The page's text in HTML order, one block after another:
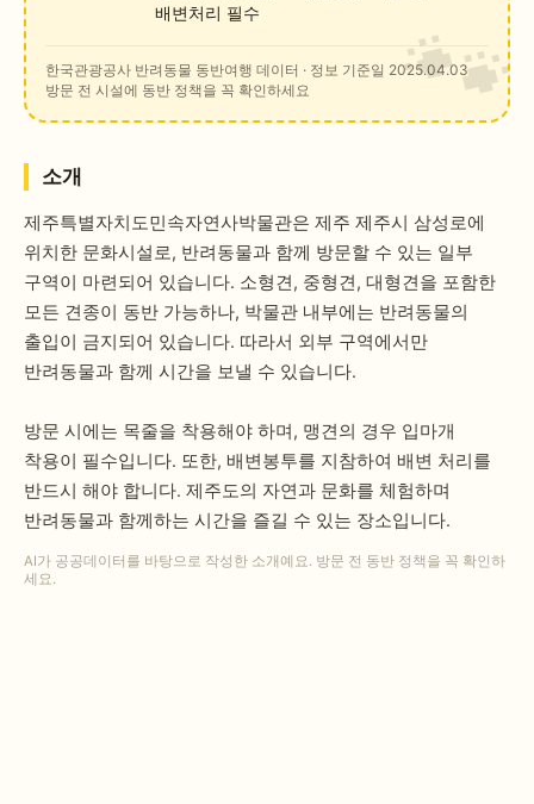
배변처리 필수
한국관광공사 반려동물 동반여행 데이터 · 정보 기준일 2025.04.03
방문 전 시설에 동반 정책을 꼭 확인하세요
소개
제주특별자치도민속자연사박물관은 제주 제주시 삼성로에
위치한 문화시설로, 반려동물과 함께 방문할 수 있는 일부
구역이 마련되어 있습니다. 소형견, 중형견, 대형견을 포함한
모든 견종이 동반 가능하나, 박물관 내부에는 반려동물의
출입이 금지되어 있습니다. 따라서 외부 구역에서만
반려동물과 함께 시간을 보낼 수 있습니다.
방문 시에는 목줄을 착용해야 하며, 맹견의 경우 입마개
착용이 필수입니다. 또한, 배변봉투를 지참하여 배변 처리를
반드시 해야 합니다. 제주도의 자연과 문화를 체험하며
반려동물과 함께하는 시간을 즐길 수 있는 장소입니다.
AI가 공공데이터를 바탕으로 작성한 소개예요. 방문 전 동반 정책을 꼭 확인하
세요.